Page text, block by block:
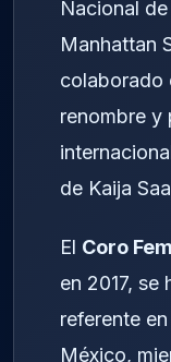
Nacional
Manhattan
colaborado
renombre y
de Kaija
El Coro
en 2017, se
referente
México,